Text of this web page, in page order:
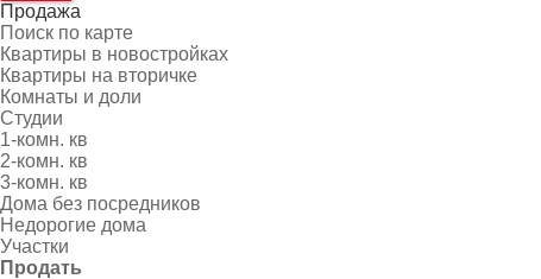
Продажа
Поиск по карте
Квартиры в новостройках
Квартиры на вторичке
Комнаты и доли
Студии
1-комн. кв
2-комн. кв
3-комн. кв
Дома без посредников
Недорогие дома
Участки
Продать